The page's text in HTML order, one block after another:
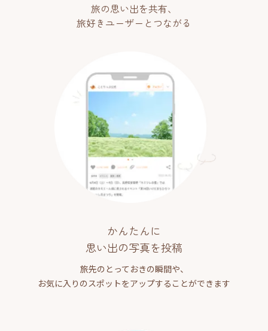
旅の思い出を共有、
旅好きユーザーとつながる
かんたんに
思い出の写真を投稿
旅先のとっておきの瞬間や、
お気に入りのスポットをアップすることができます